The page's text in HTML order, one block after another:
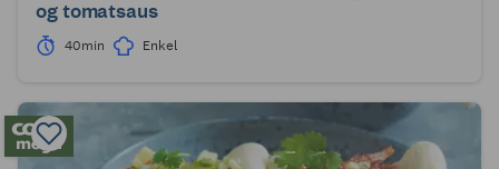
og tomatsaus
40min Enkel